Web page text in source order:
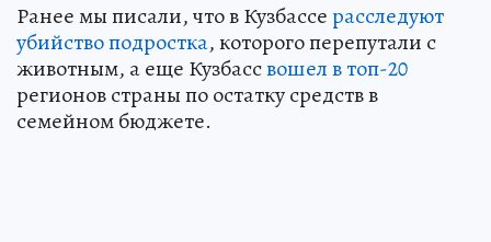
Ранее мы писали, что в Кузбассерасследуют
убийство подростка, которого перепутали с
животным, а еще Кузбассвошел в топ-20
регионов страны по остатку средств в
семейном бюджете.